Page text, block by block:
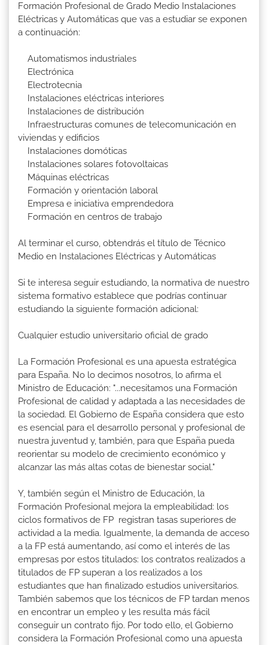
Formación Profesional de Grado Medio Instalaciones
Eléctricas y Automáticas que vas a estudiar se exponen
a continuación:
Automatismos industriales
Electrónica
Electrotecnia
Instalaciones eléctricas interiores
Instalaciones de distribución
Infraestructuras comunes de telecomunicación en
viviendas y edificios
Instalaciones domóticas
Instalaciones solares fotovoltaicas
Máquinas eléctricas
Formación y orientación laboral
Empresa e iniciativa emprendedora
Formación en centros de trabajo
Al terminar el curso, obtendrás el título de Técnico
Medio en Instalaciones Eléctricas y Automáticas
Si te interesa seguir estudiando, la normativa de nuestro
sistema formativo establece que podrías continuar
estudiando la siguiente formación adicional:
Cualquier estudio universitario oficial de grado
La Formación Profesional es una apuesta estratégica
para España. No lo decimos nosotros, lo afirma el
Ministro de Educación: "...necesitamos una Formación
Profesional de calidad y adaptada a las necesidades de
la sociedad. El Gobierno de España considera que esto
es esencial para el desarrollo personal y profesional de
nuestra juventud y, también, para que España pueda
reorientar su modelo de crecimiento económico y
alcanzar las más altas cotas de bienestar social."
Y, también según el Ministro de Educación, la
Formación Profesional mejora la empleabilidad: los
ciclos formativos de FP registran tasas superiores de
actividad a la media. Igualmente, la demanda de acceso
a la FP está aumentando, así como el interés de las
empresas por estos titulados: los contratos realizados a
titulados de FP superan a los realizados a los
estudiantes que han finalizado estudios universitarios.
También sabemos que los técnicos de FP tardan menos
en encontrar un empleo y les resulta más fácil
conseguir un contrato fijo. Por todo ello, el Gobierno
considera la Formación Profesional como una apuesta